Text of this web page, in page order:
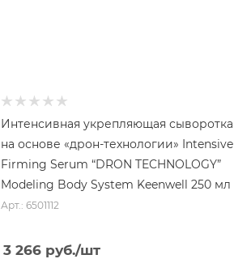
Интенсивная укрепляющая сыворотка
на основе «дрон-технологии» Intensive
Firming Serum “DRON TECHNOLOGY”
Modeling Body System Keenwell 250 мл
Арт.: 6501112
3 266 руб./шт